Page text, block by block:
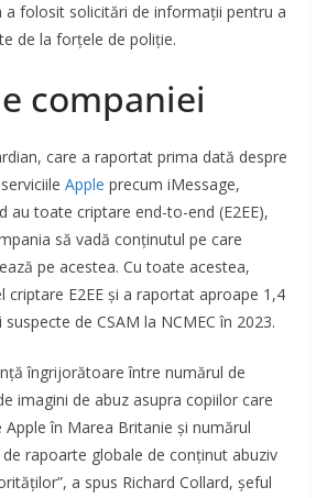
a folosit solicitări de informații pentru a
de la forțele de poliție.
companiei
care a raportat prima dată despre
Apple precum iMessage,
au toate criptare end-to-end (E2EE),
să vadă conținutul pe care
pe acestea. Cu toate acestea,
criptare E2EE și a raportat aproape 1,4
de CSAM la NCMEC în 2023.
îngrijorătoare între numărul de
imagini de abuz asupra copiilor care
Apple în Marea Britanie și numărul
rapoarte globale de conținut abuziv
a spus Richard Collard, șeful